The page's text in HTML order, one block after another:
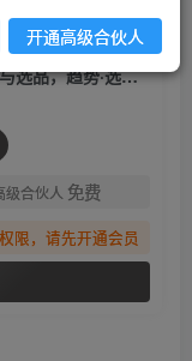
（6550期）2023跨境·拼多多·TEMU实操与选品，趋势·选品·运营·入住（27节完整）
级合伙人 免费
限，请先开通会员
开通高级合伙人